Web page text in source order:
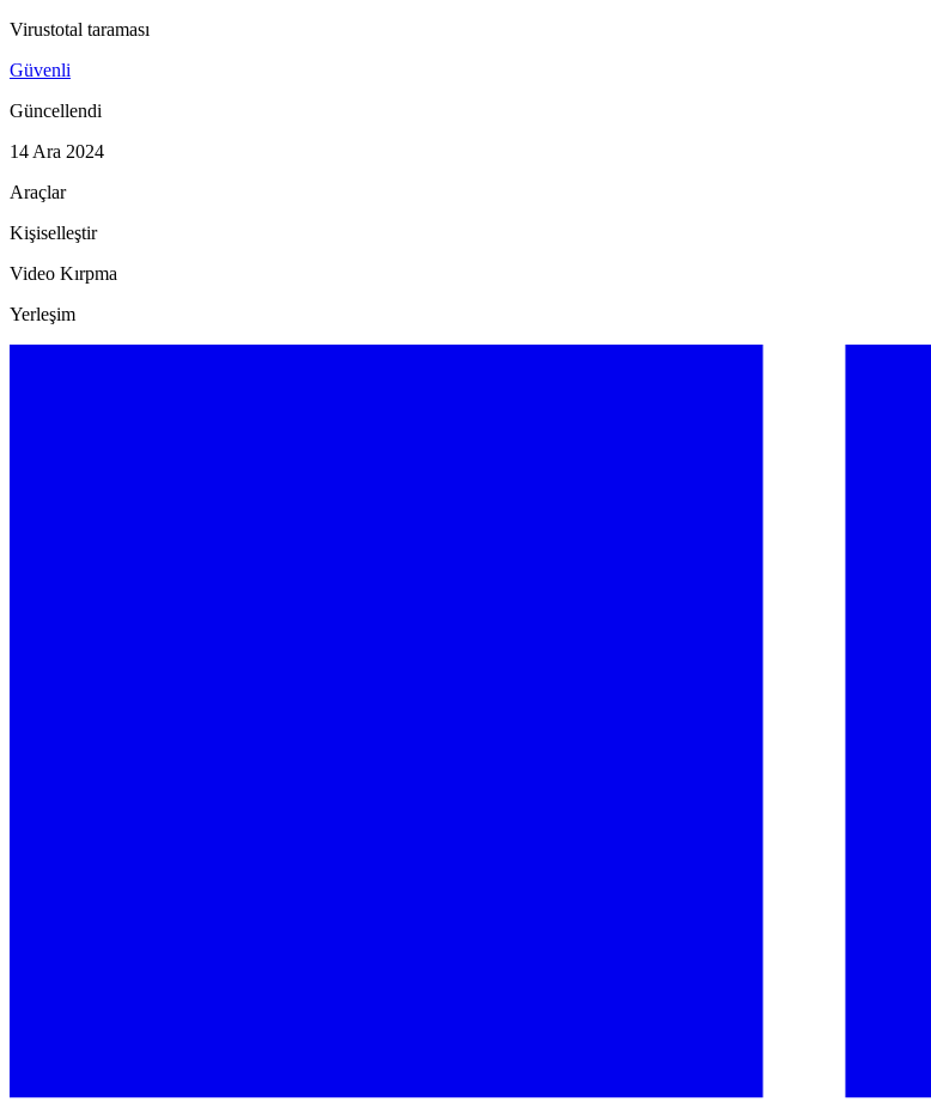
Virustotal taraması
Güvenli
Güncellendi
14 Ara 2024
Araçlar
Kişiselleştir
Video Kırpma
Yerleşim